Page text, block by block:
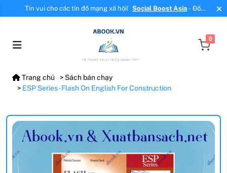
Tin vui cho các tín đồ mạng xã hội! Social Boost Asia- Đối
tác mới, cung cấp dịch vụ tăng tương tác, tăng follow uy tín!
0
Trang chủ
Sách bán chạy
ESP Series - Flash On English For Construction